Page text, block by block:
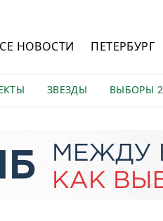
НОВОСТИ ПЕТЕРБУРГ
ЗВЕЗДЫ ВЫБОРЫ